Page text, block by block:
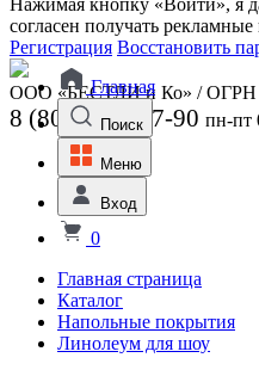
Нажимая кнопку «Войти», я
согласен получать
Регистрация Восстановить
ООО «БЕСТЛИ и Ко» / ОГРН
8 (800) 301-07-90 пн-пт
Главная
Поиск
Меню
Вход
0
Главная страница
Каталог
Напольные покрытия
Линолеум для шоу